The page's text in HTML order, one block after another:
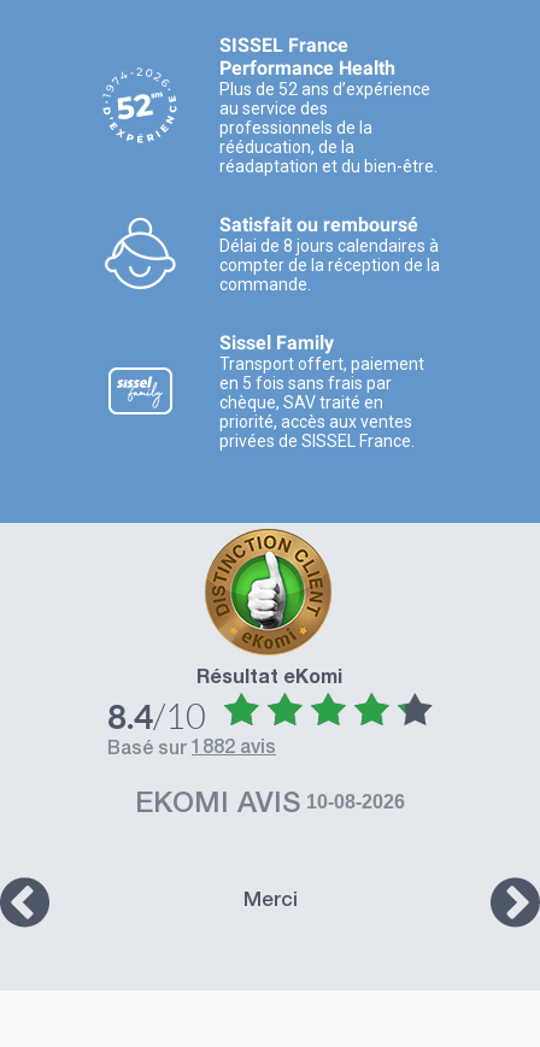
SISSEL France
Performance Health
Plus de 52 ans d’expérience
au service des
professionnels de la
rééducation, de la
réadaptation et du bien-être.
Satisfait ou remboursé
Délai de 8 jours calendaires à
compter de la réception de la
commande.
Sissel Family
Transport offert, paiement
en 5 fois sans frais par
chèque, SAV traité en
priorité, accès aux ventes
privées de SISSEL France.
Résultat eKomi
8.4/10
basé sur 1882 avis
EKOMI AVIS 10-08-2026
Merci